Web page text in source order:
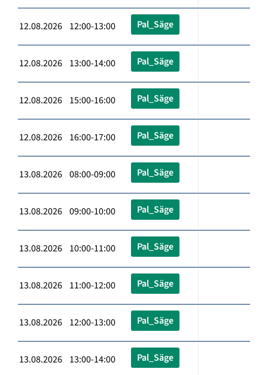
12.08.2026 12:00-13:00 Pal_Säge
12.08.2026 13:00-14:00 Pal_Säge
12.08.2026 15:00-16:00 Pal_Säge
12.08.2026 16:00-17:00 Pal_Säge
13.08.2026 08:00-09:00 Pal_Säge
13.08.2026 09:00-10:00 Pal_Säge
13.08.2026 10:00-11:00 Pal_Säge
13.08.2026 11:00-12:00 Pal_Säge
13.08.2026 12:00-13:00 Pal_Säge
13.08.2026 13:00-14:00 Pal_Säge